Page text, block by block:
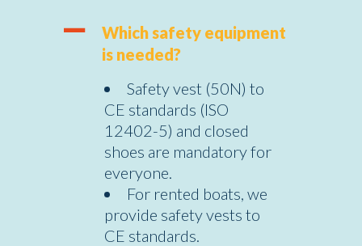
A
Which safety equipment
is needed?
Safety vest (50N) to
CE standards (ISO
12402-5) and closed
shoes are mandatory for
everyone.
For rented boats, we
provide safety vests to
CE standards.